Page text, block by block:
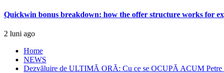
Quickwin bonus breakdown: how the offer structure works for
2 luni ago
Home
NEWS
Dezvăluire de ULTIMĂ ORĂ: Cu ce se OCUPĂ ACUM